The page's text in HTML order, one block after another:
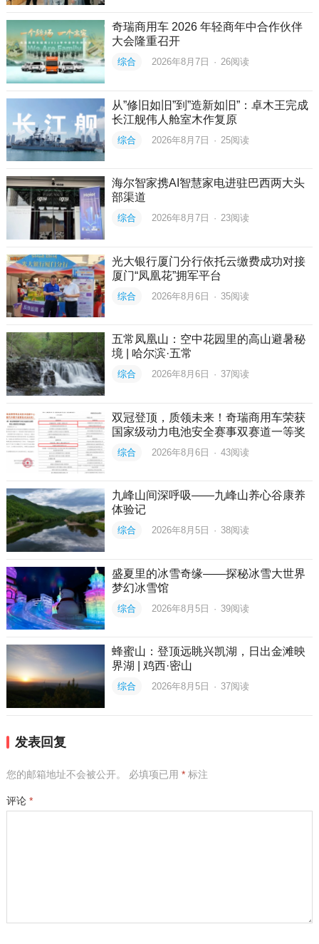
奇瑞商用车 2026 年轻商年中合作伙伴
大会隆重召开
综合 2026年8月7日 · 26阅读
从”修旧如旧”到”造新如旧”：卓木王完成
长江舰伟人舱室木作复原
综合 2026年8月7日 · 25阅读
海尔智家携AI智慧家电进驻巴西两大头
部渠道
综合 2026年8月7日 · 23阅读
光大银行厦门分行依托云缴费成功对接
厦门“凤凰花”拥军平台
综合 2026年8月6日 · 35阅读
五常凤凰山：空中花园里的高山避暑秘
境 | 哈尔滨·五常
综合 2026年8月6日 · 37阅读
双冠登顶，质领未来！奇瑞商用车荣获
国家级动力电池安全赛事双赛道一等奖
综合 2026年8月6日 · 43阅读
九峰山间深呼吸——九峰山养心谷康养
体验记
综合 2026年8月5日 · 38阅读
盛夏里的冰雪奇缘——探秘冰雪大世界
梦幻冰雪馆
综合 2026年8月5日 · 39阅读
蜂蜜山：登顶远眺兴凯湖，日出金滩映
界湖 | 鸡西·密山
综合 2026年8月5日 · 37阅读
发表回复
您的邮箱地址不会被公开。 必填项已用 *标注
评论 *